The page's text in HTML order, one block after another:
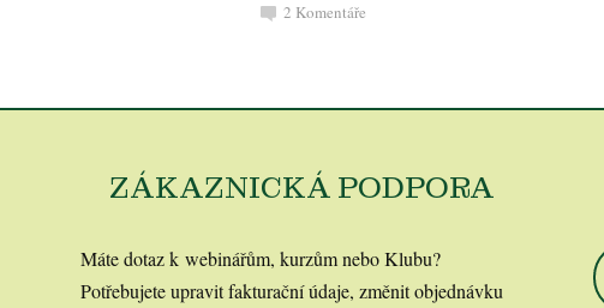
2 Komentáře
ZÁKAZNICKÁ PODPORA
Máte dotaz k webinářům, kurzům nebo Klubu?
Potřebujete upravit fakturační údaje, změnit objednávku